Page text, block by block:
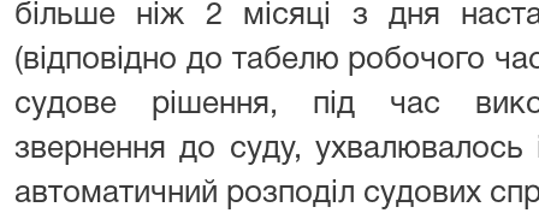
більше ніж 2 місяці з дня
(відповідно до табелю робочого
судове рішення, під час
звернення до суду,
автоматичний розподіл судових